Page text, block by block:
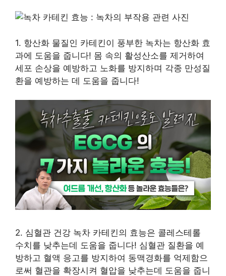
1. 항산화 물질인 카테킨이 풍부한 녹차는 항산화 효
과에 도움을 줍니다! 몸 속의 활성산소를 제거하여
세포 손상을 예방하고 노화를 방지하며 각종 만성질
환을 예방하는 데 도움을 줍니다!
2. 심혈관 건강 녹차 카테킨의 효능은 콜레스테롤
수치를 낮추는데 도움을 줍니다! 심혈관 질환을 예
방하고 혈액 응고를 방지하여 동맥경화를 억제함으
로써 혈관을 확장시켜 혈압을 낮추는데 도움을 줍니